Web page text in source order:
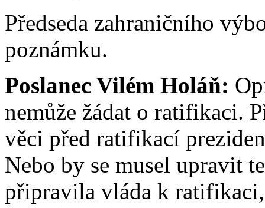
Předseda zahraničního
poznámku.
Poslanec Vilém Holáň:
nemůže žádat o ratifikaci.
věci před ratifikací
Nebo by se musel upravit
připravila vláda k